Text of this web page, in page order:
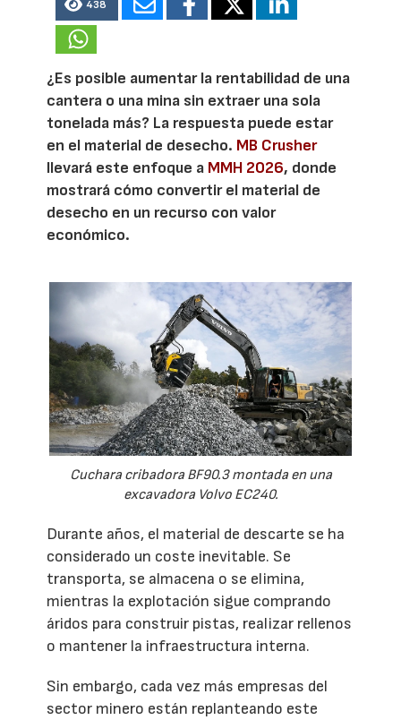
438
¿Es posible aumentar la rentabilidad de una
cantera o una mina sin extraer una sola
tonelada más? La respuesta puede estar
en el material de desecho. MB Crusher
llevará este enfoque a MMH 2026, donde
mostrará cómo convertir el material de
desecho en un recurso con valor
económico.
Cuchara cribadora BF90.3 montada en una
excavadora Volvo EC240.
Durante años, el material de descarte se ha
considerado un coste inevitable. Se
transporta, se almacena o se elimina,
mientras la explotación sigue comprando
áridos para construir pistas, realizar rellenos
o mantener la infraestructura interna.
Sin embargo, cada vez más empresas del
sector minero están replanteando este